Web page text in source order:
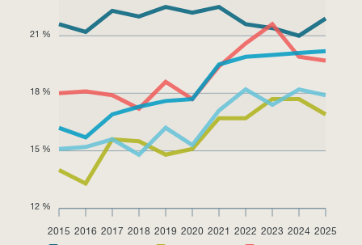
2015 2016 2017 2018 2019 2020 2021 2022 2023 2024 2025
21 %
18 %
15 %
12 %